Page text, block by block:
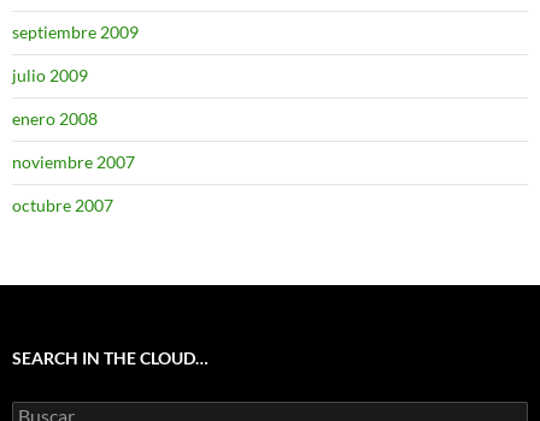
septiembre 2009
julio 2009
enero 2008
noviembre 2007
octubre 2007
SEARCH IN THE CLOUD…
Buscar: